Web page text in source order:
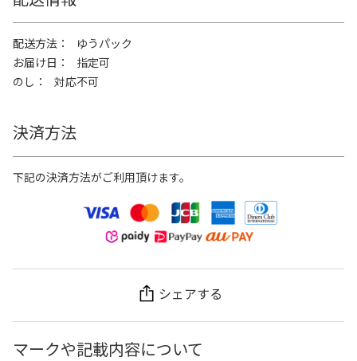
配送方法
ゆうパック
お届け日
指定可
のし
対応不可
決済方法
下記の決済方法がご利用頂けます。
シェアする
マークや記載内容について